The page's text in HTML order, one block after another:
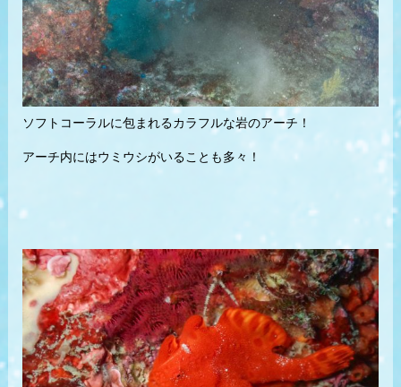
ソフトコーラルに包まれるカラフルな岩のアーチ！
アーチ内にはウミウシがいることも多々！